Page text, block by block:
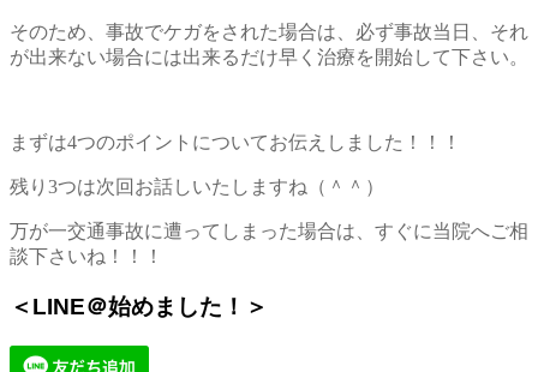
そのため、事故でケガをされた場合は、必ず事故当日、それ
が出来ない場合には出来るだけ早く治療を開始して下さい。
まずは4つのポイントについてお伝えしました！！！
残り3つは次回お話しいたしますね（＾＾）
万が一交通事故に遭ってしまった場合は、すぐに当院へご相
談下さいね！！！
＜LINE＠始めました！＞